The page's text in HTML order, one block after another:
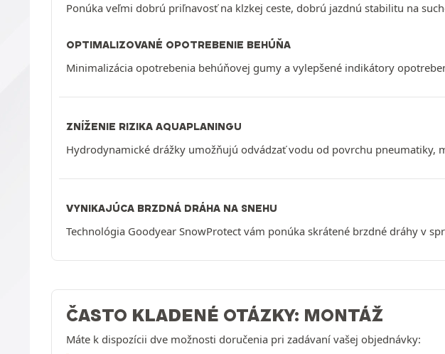
Ponúka veľmi dobrú priľnavosť na klzkej ceste, dobrú jazdnú stabilitu na
OPTIMALIZOVANÉ OPOTREBENIE BEHÚŇA
Minimalizácia opotrebenia behúňovej gumy a vylepšené indikátory
ZNÍŽENIE RIZIKA AQUAPLANINGU
Hydrodynamické drážky umožňujú odvádzať vodu od povrchu
VYNIKAJÚCA BRZDNÁ DRÁHA NA SNEHU
Technológia Goodyear SnowProtect vám ponúka skrátené brzdné dráhy v
ČASTO KLADENÉ OTÁZKY: MONTÁŽ
Máte k dispozícii dve možnosti doručenia pri zadávaní vašej objednávky: